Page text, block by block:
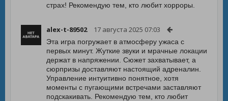
страх! Рекомендую тем, кто любит хорроры.
alex-t-89502 17 августа 2025 07:03
Эта игра погружает в атмосферу ужаса с
первых минут. Жуткие звуки и мрачные локации
держат в напряжении. Сюжет захватывает, а
сюрпризы доставляют настоящий адреналин.
Управление интуитивно понятное, хотя
моменты с пугающими встречами заставляют
подскакивать. Рекомендую тем, кто любит